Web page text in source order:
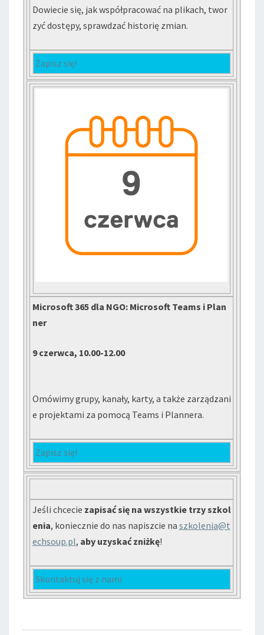
Dowiecie się, jak współpracować na plikach, twor
zyć dostępy, sprawdzać historię zmian.
Zapisz się!
Microsoft 365 dla NGO: Microsoft Teams i Plan
ner
9 czerwca, 10.00-12.00
Omówimy grupy, kanały, karty, a także zarządzani
e projektami za pomocą Teams i Plannera.
Zapisz się!
Jeśli chcecie zapisać się na wszystkie trzy szkol
enia, koniecznie do nas napiszcie na szkolenia@t
echsoup.pl, aby uzyskać zniżkę!
Skontaktuj się z nami